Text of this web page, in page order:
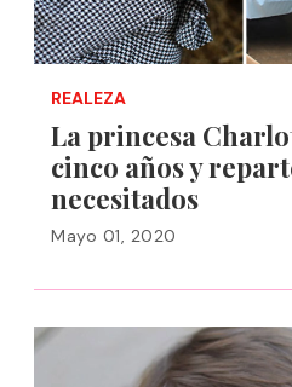
REALEZA
La princesa
cinco años y
necesitados
Mayo 01, 2020